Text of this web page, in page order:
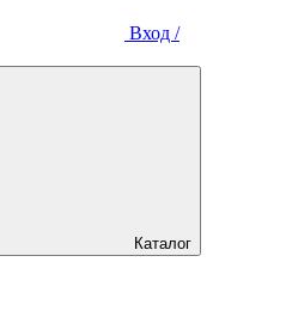
Вход /
Каталог